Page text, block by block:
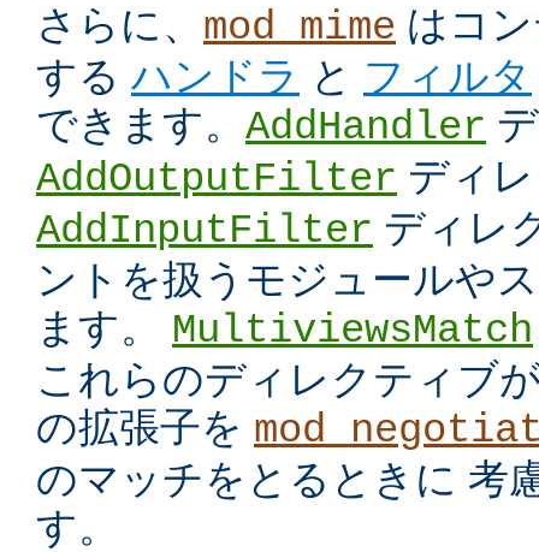
さらに、 mod_mime はコ
するハンドラ と フィルタ
できます。 AddHandler
AddOutputFilter ディ
AddInputFilter ディレ
ントを扱うモジュールや
ます。 MultiviewsMatch
これらのディレクティブ
の拡張子を
のマッチをとるときに 考
す。